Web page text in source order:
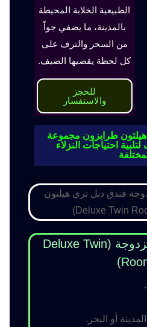
الطبيعية الخلابة المحيطة
بالمدينة، ما يضفي جواً
من السحر والترف على
كل لحظة يقضيها الضيف.
للحجز
والاستفسار
طرابزون مجموعة
احتياجات النزلاء
غرفة ديلوكس مزدوجة (Deluxe Twin
أو البحر.